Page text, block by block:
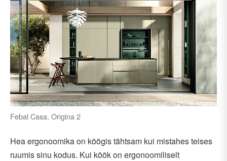
Febal Casa, Origina 2
Hea ergonoomika on köögis tähtsam kui mistahes teises
ruumis sinu kodus. Kui köök on ergonoomiliselt